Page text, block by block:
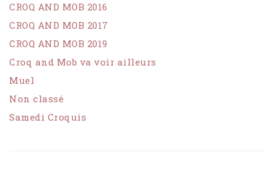
CROQ AND MOB 2016
CROQ AND MOB 2017
CROQ AND MOB 2019
Croq and Mob va voir ailleurs
Muel
Non classé
Samedi Croquis